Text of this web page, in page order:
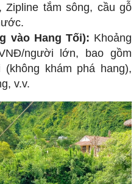
Zipline tắm sông, cầu gỗ
vào Hang Tối): Khoảng
người lớn, bao gồm
khám phá hang),
v.v.